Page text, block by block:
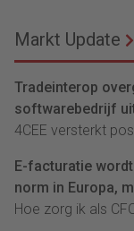
Markt Update
Tradeinterop
softwarebedrijf
4CEE versterkt
E-facturatie
norm in Europa,
Hoe zorg ik als